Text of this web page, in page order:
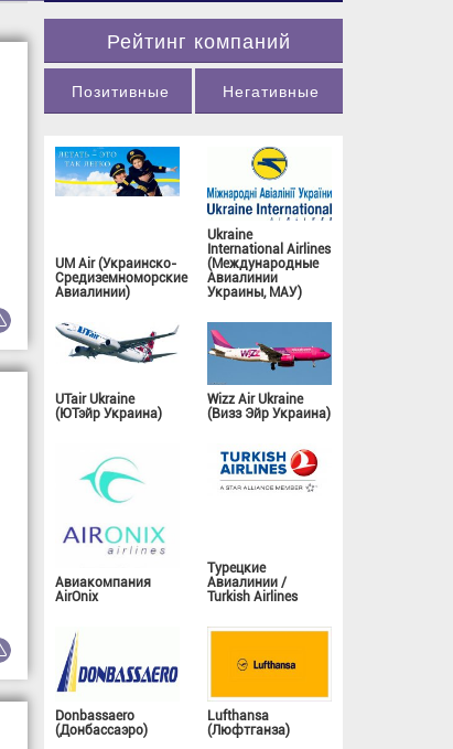
Рейтинг компаний
Позитивные Негативные
UM Air (Украинско-
Средиземноморские
Авиалинии)
Ukraine
International Airlines
(Международные
Авиалинии
Украины, МАУ)
UTair Ukraine
(ЮТэйр Украина)
Wizz Air Ukraine
(Визз Эйр Украина)
Авиакомпания
AirOnix
Турецкие
Авиалинии /
Turkish Airlines
Donbassaero
(Донбассаэро)
Lufthansa
(Люфтганза)